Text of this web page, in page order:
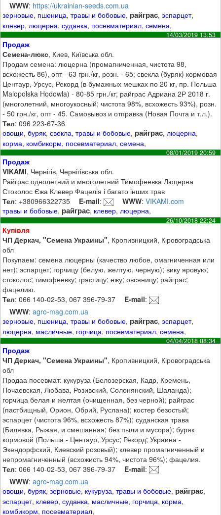
WWW: https://ukrainian-seeds.com.ua
зерновые, пшеница,травы и бобовые, райграс,эспарцет,
клевер,люцерна,суданка, посевматериал,семена,
14/03/2019 13:53
Продаж
Семена-люкс, Киев, Київська обл.
Продам семена: люцерна (промагниченная, чистота 98,
всхожесть 86), опт - 63 грн./кг, розн. - 65; свекла (буряк) кормовая
Центаур, Урсус, Рекорд (в бумажных мешках по 20 кг, пр. Польша
Malopolska Hodowla) - 80-85 грн./кг; райграс Адриана 2Р 2018 г.
(многолетний, многоукосный; чистота 98%, всхожесть 93%), розн.
- 50 грн./кг, опт - 45. Самовывоз и отправка (Новая Почта и т.л.).
Тел: 096 223-67-36
овощи,буряк,свекла,травы и бобовые, райграс, люцерна,
корма, комбикорм, посевматериал,семена,
08/01/2019 20:59
Продаж
VIKAMI, Чернігів, Чернігівська обл.
Райграс однолетний и многолетний Тимофеевка Люцерна
Стоколос Єжа Клевер Фацелія і багато інших трав
Тел: +380966322735 E-mail: WWW:VIKAMI.com
травы и бобовые, райграс, клевер,люцерна,
26/10/2018 22:24
Купівля
ЧП Деркач, "Семена Украины", Кропивницкий, Кіровоградська
обл
Покупаем: семена люцерны (качество любое, омагниченная или
нет); эспарцет; горчицу (белую, желтую, черную); вику яровую;
стоколос; тимофеевку; грястицу; ежу; овсяницу; райграс;
фацелию.
Тел: 066 140-02-53, 067 396-79-37 E-mail:
WWW:agro-mag.com.ua
зерновые, пшеница,травы и бобовые, райграс,эспарцет,
люцерна, масличные, горчица, посевматериал,семена,
04/04/2018 08:34
Продаж
ЧП Деркач, "Семена Украины", Кропивницкий, Кіровоградська
обл
Продаа посевмат: кукуруза (Белозерская, Кадр, Кремень,
Почаевская, Любава, Розивский, Солонянский, Шаланда);
горчица белая и желтая (очищенная, без черной); райграс
(пастбищный, Орион, Обрий, Руслана); костер безостый;
эспарцет (чистота 96%, всхожесть 87%); суданская трава
(Билявка, Рыжая, и смешанная; без пыли и мусора); буряк
кормовой (Польша - Центаур, Урсус; Рекорд; Украина -
Экендорфский, Киевский розовый); клевер промагниченный и
непромагниченный (всхожисть 94%, чистота 96%); фацелия.
Тел: 066 140-02-53, 067 396-79-37 E-mail:
WWW:agro-mag.com.ua
овощи,буряк,зерновые, кукуруза,травы и бобовые, райграс,
эспарцет, клевер,суданка, масличные, горчица, корма,
комбикорм, посевматериал,